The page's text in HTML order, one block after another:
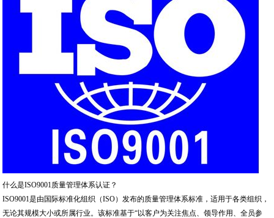
什么是ISO9001质量管理体系认证？
ISO9001是由国际标准化组织（ISO）发布的质量管理体系标准，适用于各类组织，
无论其规模大小或所属行业。该标准基于“以客户为关注焦点、领导作用、全员参